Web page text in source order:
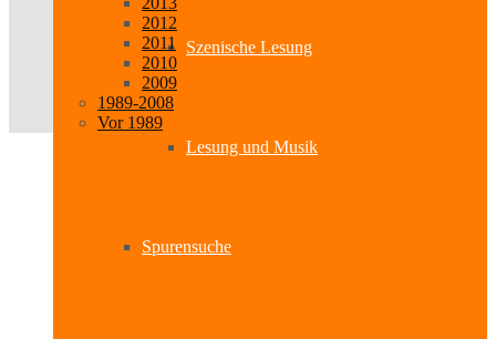
Szenische Lesung
Lesung und Musik
Spurensuche
2012
2011
2010
2009
1989-2008
Vor 1989